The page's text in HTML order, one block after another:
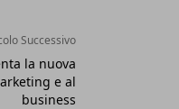
Successivo
la nuova
e al
business